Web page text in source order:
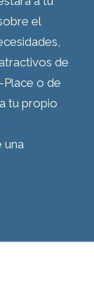
el
de
Place o de
tu propio
una